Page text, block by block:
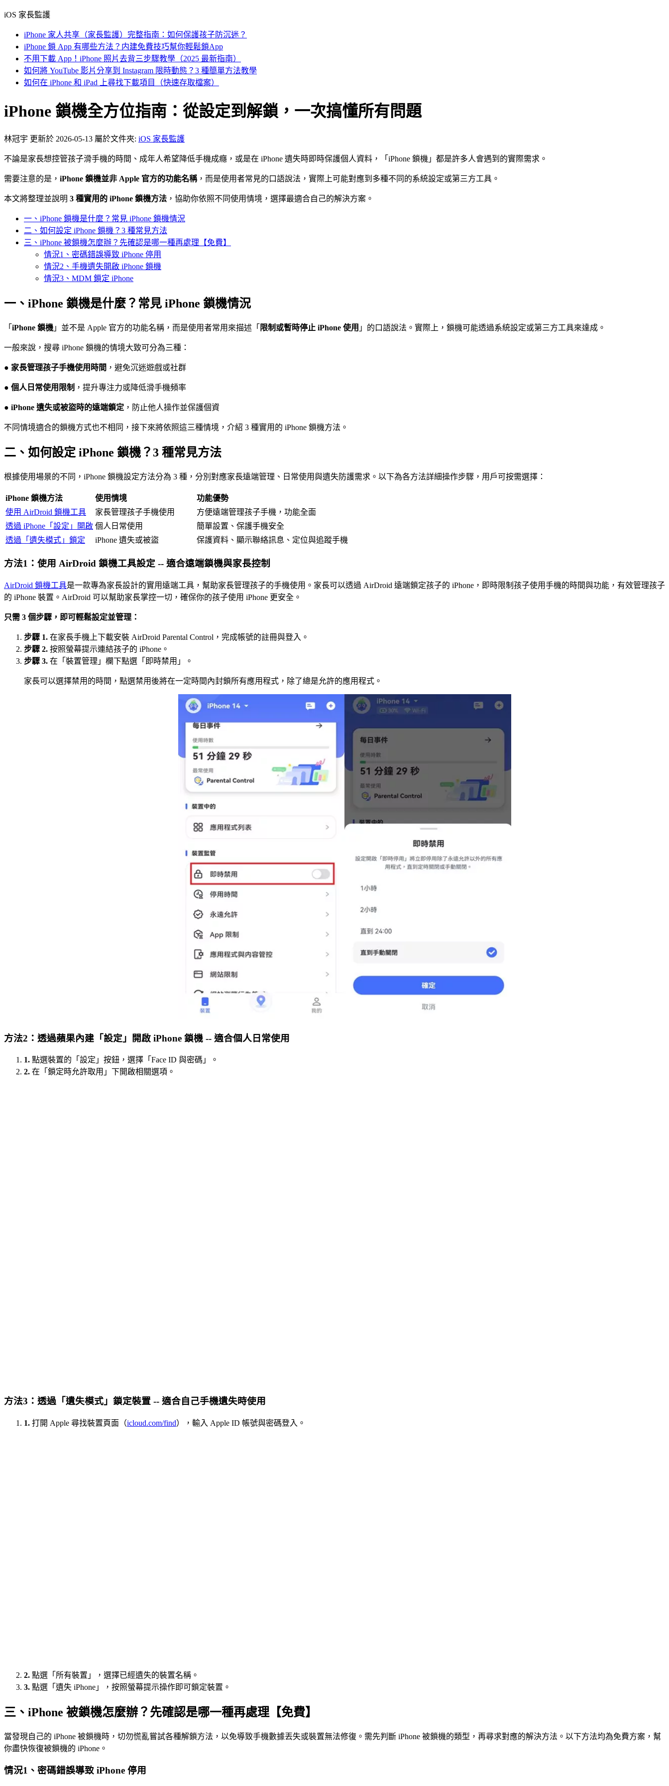
iOS 家長監護
iPhone 家人共享（家長監護）完整指南：如何保護孩子防沉迷？
iPhone 鎖 App 有哪些方法？内建免費技巧幫你輕鬆鎖App
不用下載 App！iPhone 照片去背三步驟教學（2025 最新指南）
如何將 YouTube 影片分享到 Instagram 限時動態？3 種簡單方法教學
如何在 iPhone 和 iPad 上尋找下載項目（快速存取檔案）
iPhone 鎖機全方位指南：從設定到解鎖，一次搞懂所有問題
林冠宇 更新於 2026-05-13 屬於文件夾: iOS 家長監護
不論是家長想控管孩子滑手機的時間、成年人希望降低手機成癮，或是在 iPhone 遺失時即時保護個人資料，「iPhone 鎖機」都是許多人會遇到的實際需求。
需要注意的是， iPhone 鎖機並非 Apple 官方的功能名稱，而是使用者常見的口語說法，實際上可能對應到多種不同的系統設定或第三方工具。
本文將整理並說明 3 種實用的 iPhone 鎖機方法 ，協助你依照不同使用情境，選擇最適合自己的解決方案。
一、iPhone 鎖機是什麼？常見 iPhone 鎖機情況
二、如何設定 iPhone 鎖機？3 種常見方法
三、iPhone 被鎖機怎麼辦？先確認是哪一種再處理【免費】
情況1、密碼錯誤導致 iPhone 停用
情況2、手機遺失開啟 iPhone 鎖機
情況3、MDM 鎖定 iPhone
一、iPhone 鎖機是什麼？常見 iPhone 鎖機情況
「 iPhone 鎖機 」並不是 Apple 官方的功能名稱，而是使用者常用來描述「 限制或暫時停止 iPhone 使用 」的口語說法。實際上，鎖機可能透過系統設定或第三方工具來達成。
一般來說，搜尋 iPhone 鎖機的情境大致可分為三種：
● 家長管理孩子手機使用時間 ，避免沉迷遊戲或社群
● 個人日常使用限制 ，提升專注力或降低滑手機頻率
● iPhone 遺失或被盜時的遠端鎖定 ，防止他人操作並保護個資
不同情境適合的鎖機方式也不相同，接下來將依照這三種情境，介紹 3 種實用的 iPhone 鎖機方法。
二、如何設定 iPhone 鎖機？3 種常見方法
根據使用場景的不同，iPhone 鎖機設定方法分為 3 種，分別對應家長遠端管理、日常使用與遺失防護需求。以下為各方法詳細操作步驟，用戶可按需選擇：
iPhone 鎖機方法 使用情境
功能優勢
使用 AirDroid 鎖機工具
家長管理孩子手機使用
方便遠端管理孩子手機，功能全面
透過 iPhone「設定」開啟 個人日常使用
簡單設置、保護手機安全
透過「遺失模式」鎖定
iPhone 遺失或被盜 保護資料、顯示聯絡訊息、定位與追蹤手機
方法1：使用 AirDroid 鎖機工具設定 -- 適合遠端鎖機與家長控制
AirDroid 鎖機工具是一款專為家長設計的實用遠端工具，幫助家長管理孩子的手機使用。家長可以透過 AirDroid 遠端鎖定孩子的 iPhone，即時限制孩子使用手機的時間與功能，有效管理孩子
的 iPhone 裝置。AirDroid 可以幫助家長掌控一切，確保你的孩子使用 iPhone 更安全。
只需 3 個步驟，即可輕鬆設定並管理：
步驟 1. 在家長手機上下載安裝 AirDroid Parental Control，完成帳號的註冊與登入。
步驟 2. 按照螢幕提示連結孩子的 iPhone。
步驟 3. 在「裝置管理」欄下點選「即時禁用」。
家長可以選擇禁用的時間，點選禁用後將在一定時間內封鎖所有應用程式，除了總是允許的應用程式。
方法2：透過蘋果內建「設定」開啟 iPhone 鎖機 -- 適合個人日常使用
1. 點選裝置的「設定」按鈕，選擇「Face ID 與密碼」。
2. 在「鎖定時允許取用」下開啟相關選項。
方法3：透過「遺失模式」鎖定裝置 -- 適合自己手機遺失時使用
1. 打開 Apple 尋找裝置頁面（icloud.com/find），輸入 Apple ID 帳號與密碼登入。
2. 點選「所有裝置」，選擇已經遺失的裝置名稱。
3. 點選「遺失 iPhone」，按照螢幕提示操作即可鎖定裝置。
三、iPhone 被鎖機怎麼辦？先確認是哪一種再處理【免費】
當發現自己的 iPhone 被鎖機時，切勿慌亂嘗試各種解鎖方法，以免導致手機數據丟失或裝置無法修復。需先判斷 iPhone 被鎖機的類型，再尋求對應的解決方法。以下方法均為免費方案，幫
你盡快恢復被鎖機的 iPhone。
情況1、密碼錯誤導致 iPhone 停用